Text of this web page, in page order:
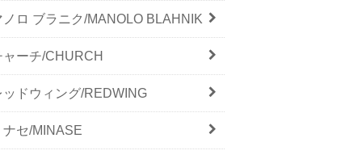
ノロ ブラニク/MANOLO BLAHNIK
ャーチ/CHURCH
ッドウィング/REDWING
ナセ/MINASE